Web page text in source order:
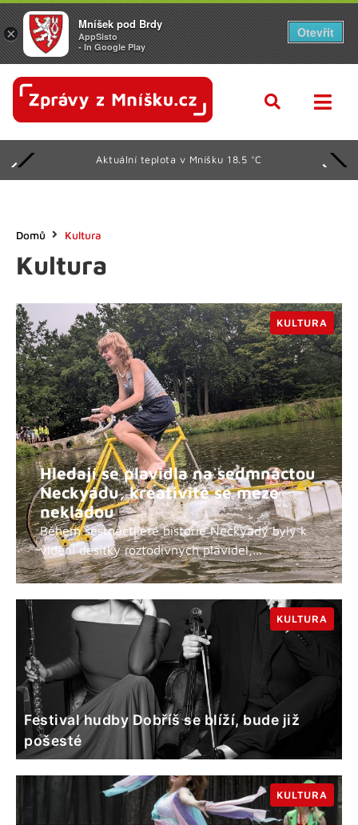
Aktuální teplota v Mníšku 18.5 °C
Kultura
Domů Kultura
Hledají se plavidla na sedmnáctou
Neckyádu, kreativitě se meze
nekladou
Během šestnáctileté historie Neckyády byly k
vidění desítky roztodivných plavidel,...
KULTURA
Festival hudby Dobříš se blíží, bude již
pošesté
KULTURA
KULTURA
×
Mníšek pod Brdy
AppSisto
- In Google Play
Otevřít